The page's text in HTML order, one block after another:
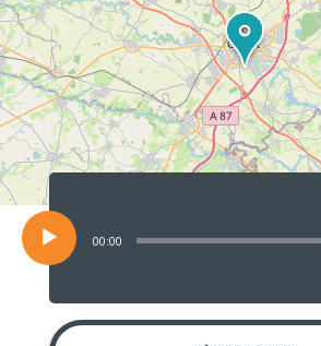
Lecteur
00:00